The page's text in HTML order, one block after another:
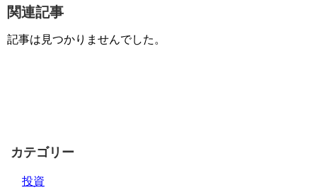
関連記事
記事は見つかりませんでした。
カテゴリー
投資